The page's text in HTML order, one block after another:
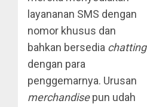
layananan SMS dengan
nomor khusus dan
bahkan bersedia chatting
dengan para
penggemarnya. Urusan
merchandisepun udah